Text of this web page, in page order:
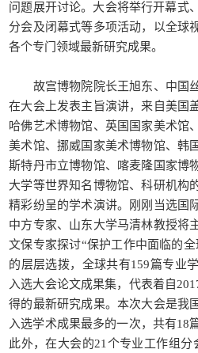
问题展开讨论。大会将举行开幕式
分会及闭幕式等多项活动，以全球
各个专门领域最新研究成果。
故宫博物院院长王旭东、中国
在大会上发表主旨演讲，来自美国
哈佛艺术博物馆、英国国家美术馆
美术馆、挪威国家美术博物馆、韩
斯特丹市立博物馆、喀麦隆国家博
大学等世界知名博物馆、科研机构
精彩纷呈的学术演讲。刚刚当选国
中方专家、山东大学马清林教授将
文保专家探讨“保护工作中面临的
的层层选拨，全球共有159篇专业
入选大会论文成果集，代表着自
得的最新研究成果。本次大会是我
入选学术成果最多的一次，共有18
此外，在大会的21个专业工作组